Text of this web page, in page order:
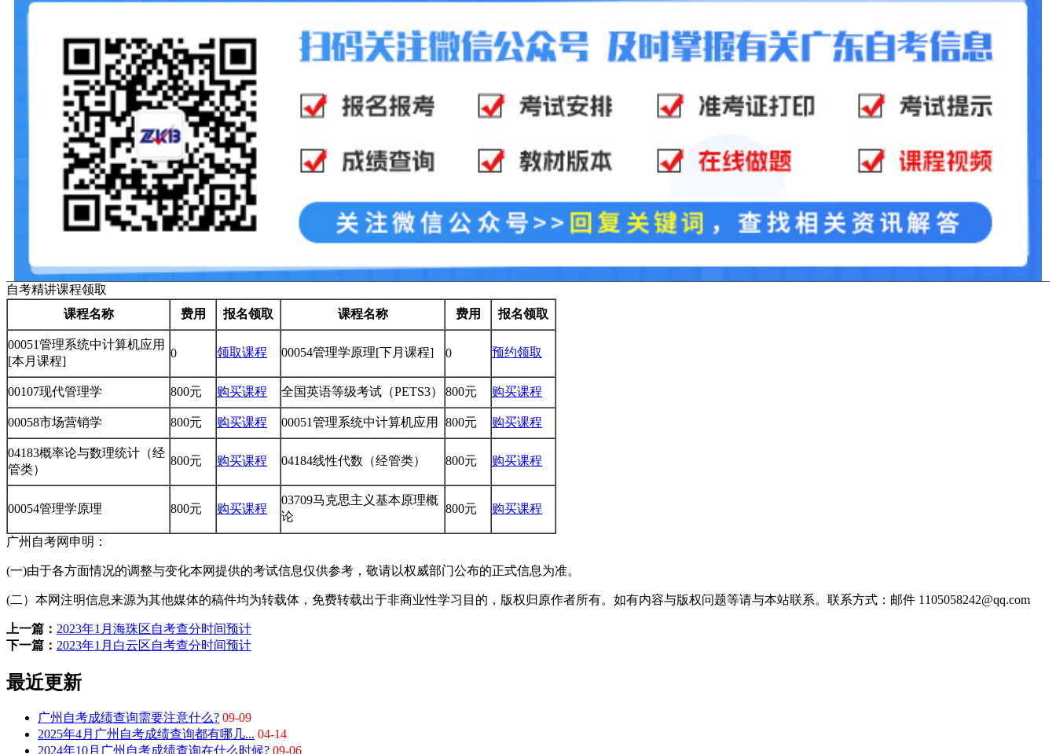
自考精讲课程领取
课程名称
费用 报名领取 课程名称 费用 报名领取
00051管理系统中计算机应用
[本月课程]
0 领取课程 00054管理学原理[下月课程] 0 预约领取
00107现代管理学 800元 购买课程 全国英语等级考试（PETS3） 800元 购买课程
00058市场营销学 800元 购买课程 00051管理系统中计算机应用 800元 购买课程
04183概率论与数理统计（经
管类）
800元 购买课程 04184线性代数（经管类） 800元 购买课程
00054管理学原理 800元 购买课程
03709马克思主义基本原理概
论
800元 购买课程
广州自考网申明：
(一)由于各方面情况的调整与变化本网提供的考试信息仅供参考，敬请以权威部门公布的正式信息为准。
(二）本网注明信息来源为其他媒体的稿件均为转载体，免费转载出于非商业性学习目的，版权归原作者所有。如有内容与版权问题等请与本站联系。联系方式：邮件 1105058242@qq.com
上一篇： 2023年1月海珠区自考查分时间预计
下一篇： 2023年1月白云区自考查分时间预计
最近更新
广州自考成绩查询需要注意什么? 09-09
2025年4月广州自考成绩查询都有哪几... 04-14
2024年10月广州自考成绩查询在什么时候? 09-06